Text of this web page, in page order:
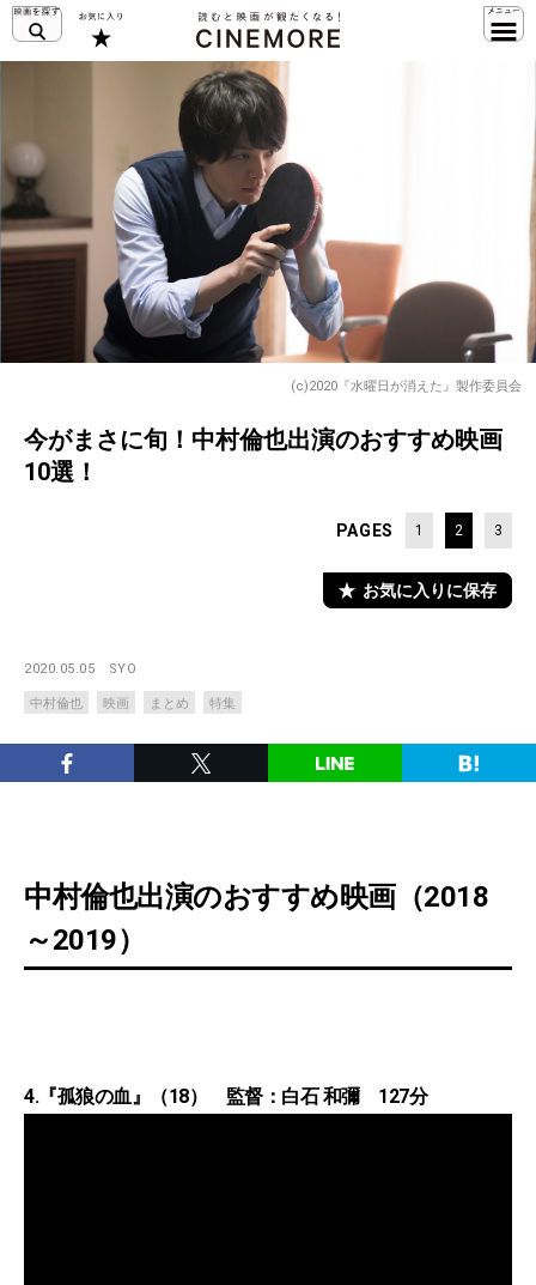
(c)2020『水曜日が消えた』製作委員会
今がまさに旬！中村倫也出演のおすすめ映画
10選！
PAGES 1 2 3
お気に入りに保存
2020.05.05 SYO
中村倫也 映画 まとめ 特集
中村倫也出演のおすすめ映画（2018
～2019）
4.『孤狼の血』（18） 監督：白石 和彌 127分